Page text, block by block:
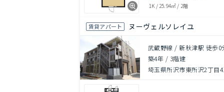
1K /25.94㎡ / 2階
賃貸アパート ヌーヴェルソレイユ
武蔵野線 / 新秋津駅 徒歩0
築4年 / 3階建
埼玉県所沢市東所沢2丁目